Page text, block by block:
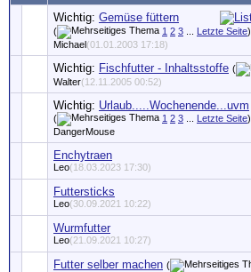
Wichtig: Gemüse füttern
( 1 2 3 Letzte Seite)
Michael (01.01.2003 17:18)
Wichtig: Fischfutter - Inhaltsstoffe (
Walter(12.11.2005 00:52)
Wichtig: Urlaub.....Wochenende...uvm
( 1 2 3 Letzte Seite)
DangerMouse
Enchytraen
Leo(18.03.2023 17:30)
Futtersticks
Leo(30.09.2021 10:22)
Wurmfutter
Leo(21.09.2021 10:27)
Futter selber machen (